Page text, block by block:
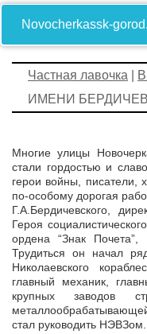
Novocherkassk-
Частная лавочка
ИМЕНИ
Многие улицы
стали гордостью и
герои войны, писатели,
по-особому дорогая
Г.А.Бердичевского,
Героя
ордена “Знак Почета”,
Трудиться он начал
Николаевского
главный механик,
крупных заводов
стал руководить НЭВЗом.